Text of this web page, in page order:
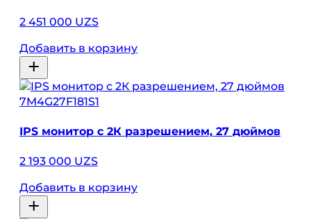
2 451 000 UZS
Добавить в корзину
7M4G27F181S1
IPS монитор с 2К разрешением, 27 дюймов
2 193 000 UZS
Добавить в корзину